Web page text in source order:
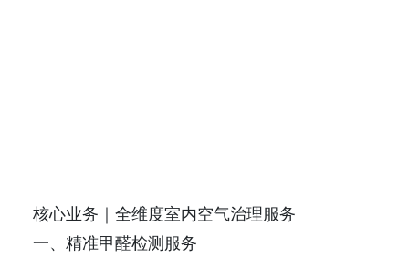
核心业务｜全维度室内空气治理服务
一、精准甲醛检测服务